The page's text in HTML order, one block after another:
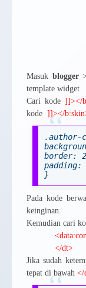
Masuk blogger>
template widget
Cari kode ]]></
kode ]]></
.author-
border:
padding:
}
Pada kode
keinginan.
Kemudian cari
</dt>
Jika sudah
tepat di bawah </